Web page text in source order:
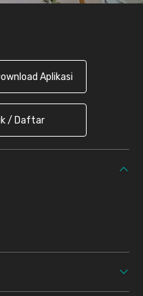
Aplikasi
/ Daftar